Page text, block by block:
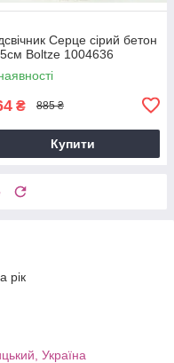
Серце сірий бетон
Boltze 1004636
₴ 885 ₴
Купити
рік
Україна